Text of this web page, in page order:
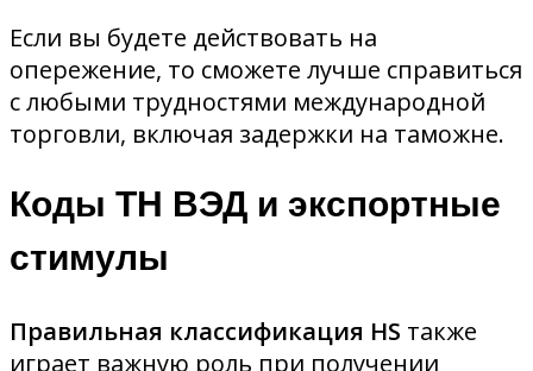
Если вы будете действовать на
опережение, то сможете лучше справиться
с любыми трудностями международной
торговли, включая задержки на таможне.
Коды ТН ВЭД и экспортные
стимулы
Правильная классификация HS также
играет важную роль при получении